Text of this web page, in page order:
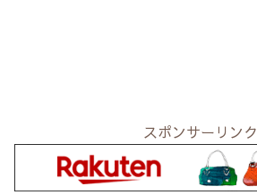
スポンサーリンク